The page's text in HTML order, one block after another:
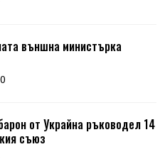
външна министърка
0
от Украйна ръководел 14
съюз